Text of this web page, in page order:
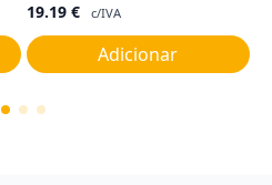
19.19 € c/IVA
Adicionar